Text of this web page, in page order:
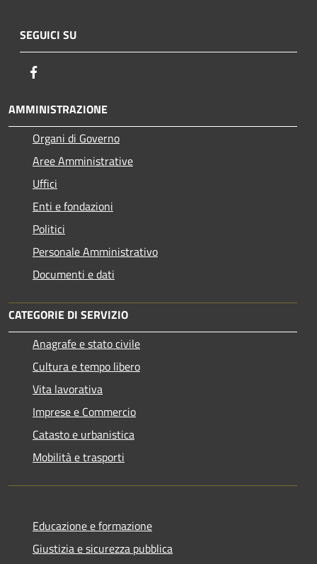
SEGUICI SU
AMMINISTRAZIONE
Organi di Governo
Aree Amministrative
Uffici
Enti e fondazioni
Politici
Personale Amministrativo
Documenti e dati
CATEGORIE DI SERVIZIO
Anagrafe e stato civile
Cultura e tempo libero
Vita lavorativa
Imprese e Commercio
Catasto e urbanistica
Mobilità e trasporti
Educazione e formazione
Giustizia e sicurezza pubblica